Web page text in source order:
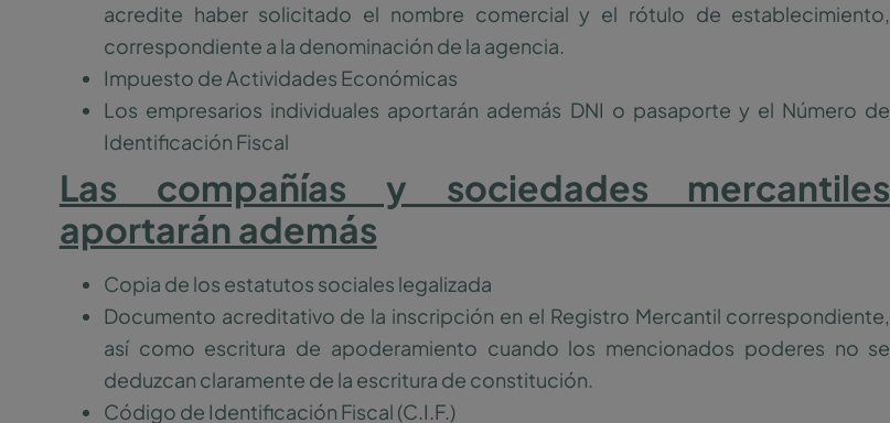
acredite haber solicitado el nombre comercial y el rótulo de establecimiento,
correspondiente a la denominación de la agencia.
Impuesto de Actividades Económicas
Los empresarios individuales aportarán además DNI o pasaporte y el Número de
Identificación Fiscal
Las compañías y sociedades mercantiles
aportarán además
Copia de los estatutos sociales legalizada
Documento acreditativo de la inscripción en el Registro Mercantil correspondiente,
así como escritura de apoderamiento cuando los mencionados poderes no se
deduzcan claramente de la escritura de constitución.
Código de Identificación Fiscal (C.I.F.)